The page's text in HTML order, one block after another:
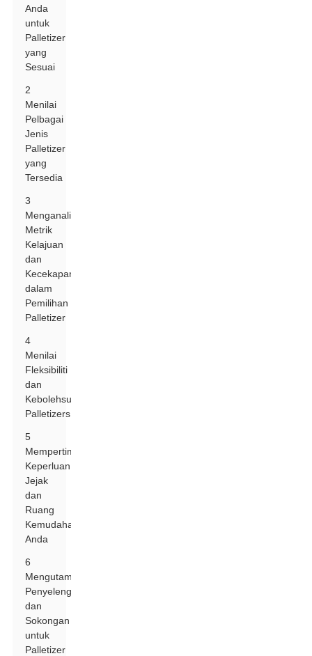
Anda
untuk
Palletizer
yang
Sesuai
2
Menilai
Pelbagai
Jenis
Palletizer
yang
Tersedia
3
Menganalisis
Metrik
Kelajuan
dan
Kecekapan
dalam
Pemilihan
Palletizer
4
Menilai
Fleksibiliti
dan
Kebolehsuaian
Palletizers
5
Mempertimbangkan
Keperluan
Jejak
dan
Ruang
Kemudahan
Anda
6
Mengutamakan
Penyelenggaraan
dan
Sokongan
untuk
Palletizer